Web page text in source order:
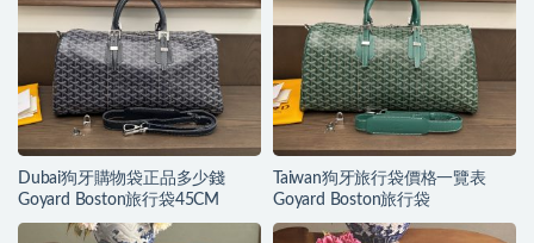
Dubai狗牙購物袋正品多少錢
Goyard Boston旅行袋45CM
Taiwan狗牙旅行袋價格一覽表
Goyard Boston旅行袋